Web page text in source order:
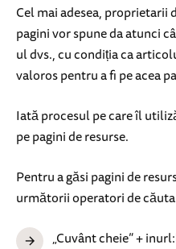
Cel mai adesea, proprietarii
pagini vor spune da atunci
ul dvs., cu condiția ca
valoros pentru a fi pe acea
Iată procesul pe care îl
pe pagini de resurse.
Pentru a găsi pagini de
următorii operatori de
„Cuvânt cheie” +